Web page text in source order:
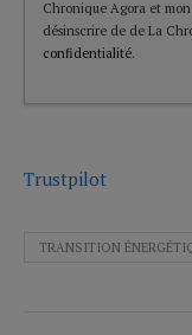
Chronique Agora et
désinscrire de de La
confidentialité.
Trustpilot
TRANSITION